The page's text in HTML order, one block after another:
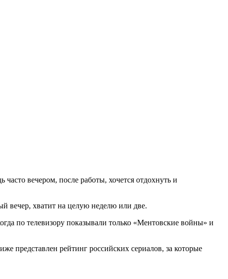
вечером, после работы, хочется отдохнуть и
вечер, хватит на целую неделю или две.
по телевизору показывали только «Ментовские войны» и
представлен рейтинг российских сериалов, за которые